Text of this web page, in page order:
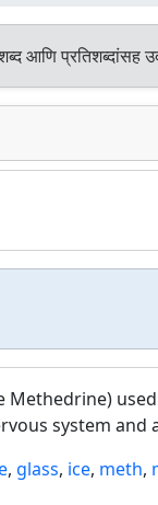
आणि प्रतिशब्दांसह
Methedrine)
system and
, glass, ice, meth,